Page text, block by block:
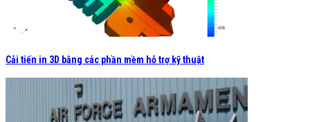
Cải tiến in 3D bằng các phần mềm hỗ trợ kỹ thuật